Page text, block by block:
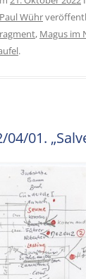
Wühr
, Magus im
.
01.